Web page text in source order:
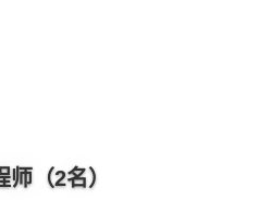
（2名）